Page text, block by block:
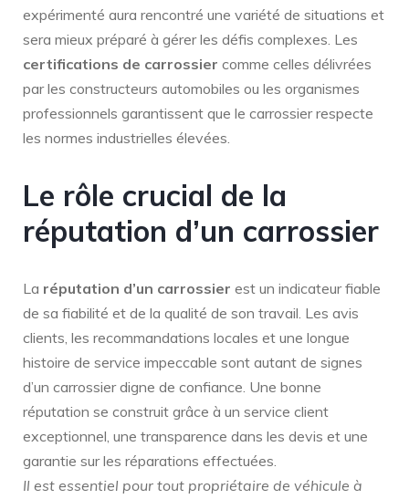
expérimenté aura rencontré une variété de situations et
sera mieux préparé à gérer les défis complexes. Les
certifications de carrossier comme celles délivrées
par les constructeurs automobiles ou les organismes
professionnels garantissent que le carrossier respecte
les normes industrielles élevées.
Le rôle crucial de la
réputation d’un carrossier
La réputation d’un carrossier est un indicateur fiable
de sa fiabilité et de la qualité de son travail. Les avis
clients, les recommandations locales et une longue
histoire de service impeccable sont autant de signes
d’un carrossier digne de confiance. Une bonne
réputation se construit grâce à un service client
exceptionnel, une transparence dans les devis et une
garantie sur les réparations effectuées.
Il est essentiel pour tout propriétaire de véhicule à